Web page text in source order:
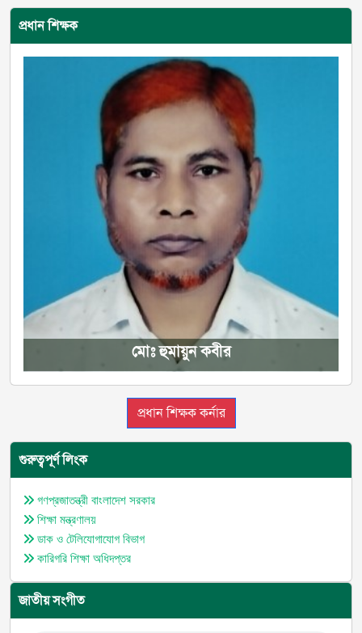
প্রধান শিক্ষক
মোঃ হুমায়ুন কবীর
প্রধান শিক্ষক কর্নার
গুরুত্বপূর্ণ লিংক
গণপ্রজাতন্ত্রী বাংলাদেশ সরকার
শিক্ষা মন্ত্রণালয়
ডাক ও টেলিযোগাযোগ বিভাগ
কারিগরি শিক্ষা অধিদপ্তর
জাতীয় সংগীত